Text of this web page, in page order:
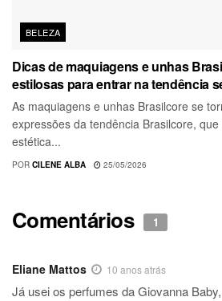
BELEZA
Dicas de maquiagens e unhas
estilosas para entrar na tendência
As maquiagens e unhas Brasilcore se
expressões da tendência Brasilcore,
estética...
POR CILENE ALBA 25/05/2026
Comentários 1
Eliane Mattos 10 anos atrás
Já usei os perfumes da Giovanna